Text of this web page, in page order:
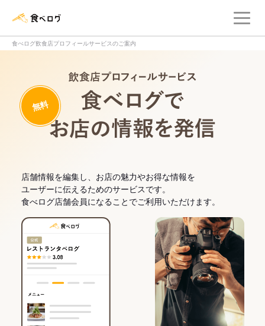
食べログ飲食店プロフィールサービスのご案内
無料
店舗情報を編集し、お店の魅力やお得な情報を
ユーザーに伝えるためのサービスです。
食べログ店舗会員になることでご利用いただけます。